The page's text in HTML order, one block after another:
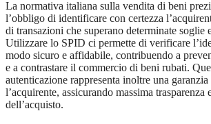
La normativa italiana sulla vendita di beni
l’obbligo di identificare con certezza
di transazioni che superano determinate soglie
Utilizzare lo SPID ci permette di verificare
modo sicuro e affidabile, contribuendo a
e a contrastare il commercio di beni rubati.
autenticazione rappresenta inoltre una garanzia
l’acquirente, assicurando massima trasparenza
dell’acquisto.